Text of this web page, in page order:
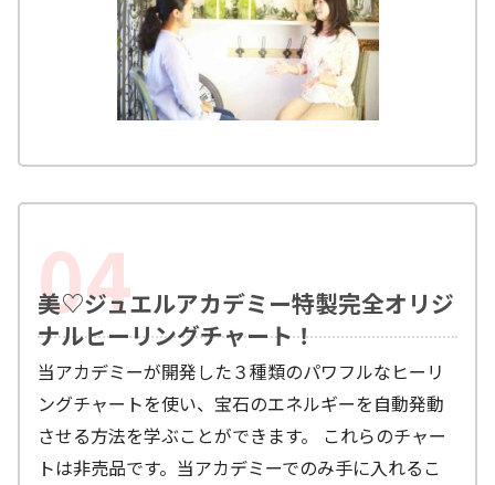
美♡ジュエルアカデミー特製完全オリジ
ナルヒーリングチャート！
当アカデミーが開発した３種類のパワフルなヒーリ
ングチャートを使い、宝石のエネルギーを自動発動
させる方法を学ぶことができます。 これらのチャー
トは非売品です。当アカデミーでのみ手に入れるこ